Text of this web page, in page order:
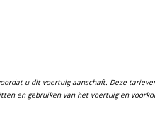
u dit voertuig aanschaft. Deze
en gebruiken van het voertuig en